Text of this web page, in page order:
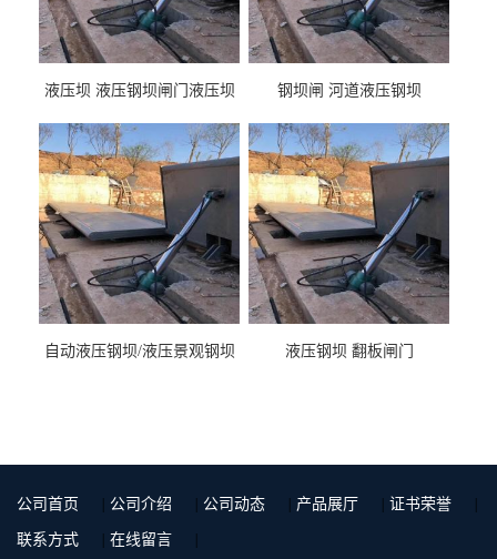
液压坝 液压钢坝闸门液压坝
钢坝闸 河道液压钢坝
自动液压钢坝/液压景观钢坝 液压钢坝 翻板闸门
公司首页 公司介绍 公司动态 产品展厅 证书荣誉
联系方式 在线留言